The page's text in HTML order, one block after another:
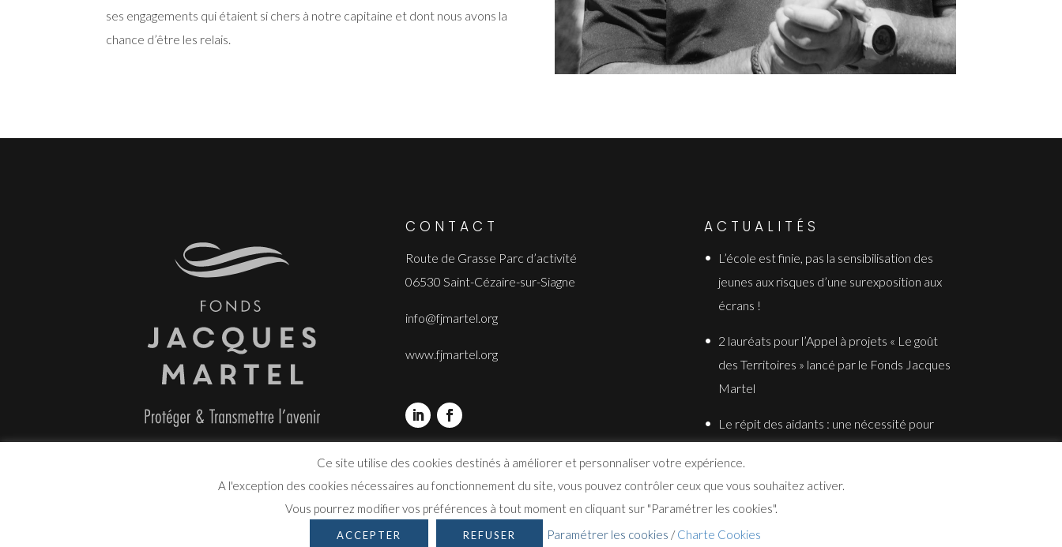
ses engagements qui étaient si chers à notre capitaine et dont nous avons la
chance d’être les relais.
CONTACT
Route de Grasse Parc d’activité
06530 Saint-Cézaire-sur-Siagne
info@fjmartel.org
www.fjmartel.org
ACTUALITÉS
L’école est finie, pas la sensibilisation des
jeunes aux risques d’une surexposition aux
écrans !
2 lauréats pour l’Appel à projets « Le goût
des Territoires » lancé par le Fonds Jacques
Martel
Le répit des aidants : une nécessité pour
toute la famille
Site réalisé par Signature Production | Confidentialité |Gestion des cookies|Mentions légales
Ce site utilise des cookies destinés à améliorer et personnaliser votre expérience.
A l'exception des cookies nécessaires au fonctionnement du site, vous pouvez contrôler ceux que vous souhaitez activer.
Vous pourrez modifier vos préférences à tout moment en cliquant sur "Paramétrer les cookies".
ACCEPTER REFUSER Paramétrer les cookies /Charte Cookies